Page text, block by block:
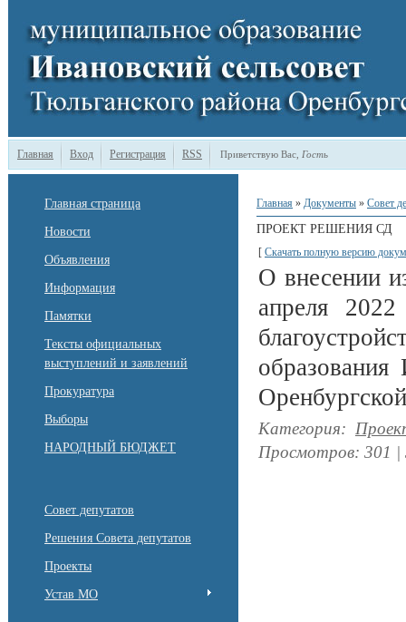
Главная Вход Регистрация RSS Приветствую Вас Гость
Главная страница
Новости
Объявления
Информация
Памятки
Тексты официальных
выступлений и заявлений
Прокуратура
Выборы
НАРОДНЫЙ БЮДЖЕТ
Совет депутатов
Решения Совета депутатов
Проекты
Устав МО
Главная » Документы » Совет
ПРОЕКТ РЕШЕНИЯ СД
[ Скачать полную версию
О внесении
апреля
образования
Категория:
Просмотров: 301 |